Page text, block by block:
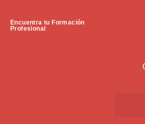
Encuentra tu Formación
Profesional